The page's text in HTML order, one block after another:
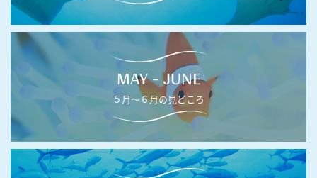
MAY - JUNE
５月〜６月の見どころ